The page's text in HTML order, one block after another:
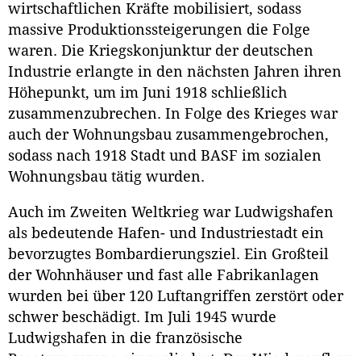
wirtschaftlichen Kräfte mobilisiert, sodass
massive Produktionssteigerungen die Folge
waren. Die Kriegskonjunktur der deutschen
Industrie erlangte in den nächsten Jahren ihren
Höhepunkt, um im Juni 1918 schließlich
zusammenzubrechen. In Folge des Krieges war
auch der Wohnungsbau zusammengebrochen,
sodass nach 1918 Stadt und BASF im sozialen
Wohnungsbau tätig wurden.
Auch im Zweiten Weltkrieg war Ludwigshafen
als bedeutende Hafen- und Industriestadt ein
bevorzugtes Bombardierungsziel. Ein Großteil
der Wohnhäuser und fast alle Fabrikanlagen
wurden bei über 120 Luftangriffen zerstört oder
schwer beschädigt. Im Juli 1945 wurde
Ludwigshafen in die französische